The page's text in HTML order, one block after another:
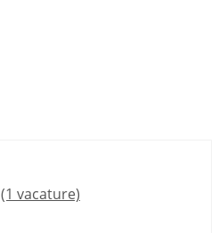
(1 vacature)